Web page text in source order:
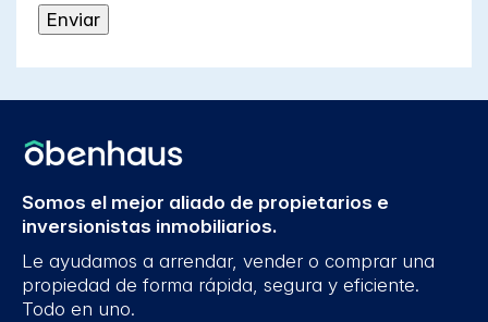
Somos el mejor aliado de propietarios e
inversionistas inmobiliarios.
Le ayudamos a arrendar, vender o comprar una
propiedad de forma rápida, segura y eficiente.
Todo en uno.